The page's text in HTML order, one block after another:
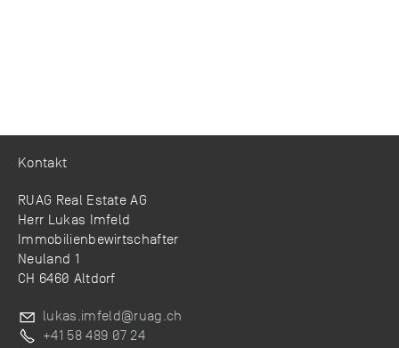
Kontakt
RUAG Real Estate AG
Herr Lukas Imfeld
Immobilienbewirtschafter
Neuland 1
CH 6460 Altdorf
l k s mf ld r g ch
+41 58 489 07 24